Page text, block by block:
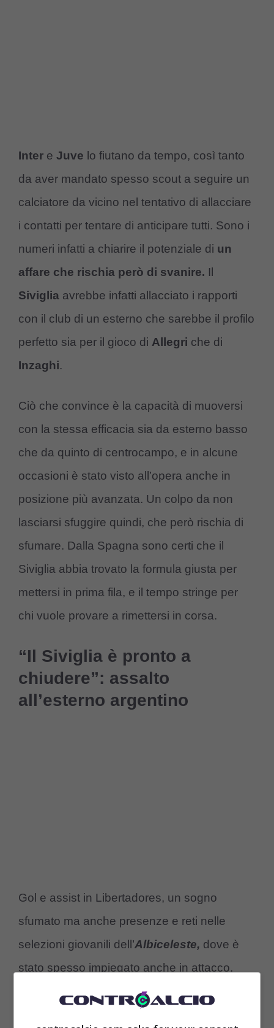
Inter e Juve lo fiutano da tempo, così tanto
da aver mandato spesso scout a seguire un
calciatore da vicino nel tentativo di allacciare
i contatti per tentare di anticipare tutti. Sono i
numeri infatti a chiarire il potenziale di un
affare che rischia però di svanire. Il
Siviglia avrebbe infatti allacciato i rapporti
con il club di un esterno che sarebbe il profilo
perfetto sia per il gioco di Allegri che di
Inzaghi.
Ciò che convince è la capacità di muoversi
con la stessa efficacia sia da esterno basso
che da quinto di centrocampo, e in alcune
occasioni è stato visto all’opera anche in
posizione più avanzata. Un colpo da non
lasciarsi sfuggire quindi, che però rischia di
sfumare. Dalla Spagna sono certi che il
Siviglia abbia trovato la formula giusta per
mettersi in prima fila, e il tempo stringe per
chi vuole provare a rimettersi in corsa.
“Il Siviglia è pronto a
chiudere”: assalto
all’esterno argentino
Gol e assist in Libertadores, un sogno
sfumato ma anche presenze e reti nelle
selezioni giovanili dell’Albiceleste, dove è
stato spesso impiegato anche in attacco.
Un curriculum di tutto rispetto, che potrebbe